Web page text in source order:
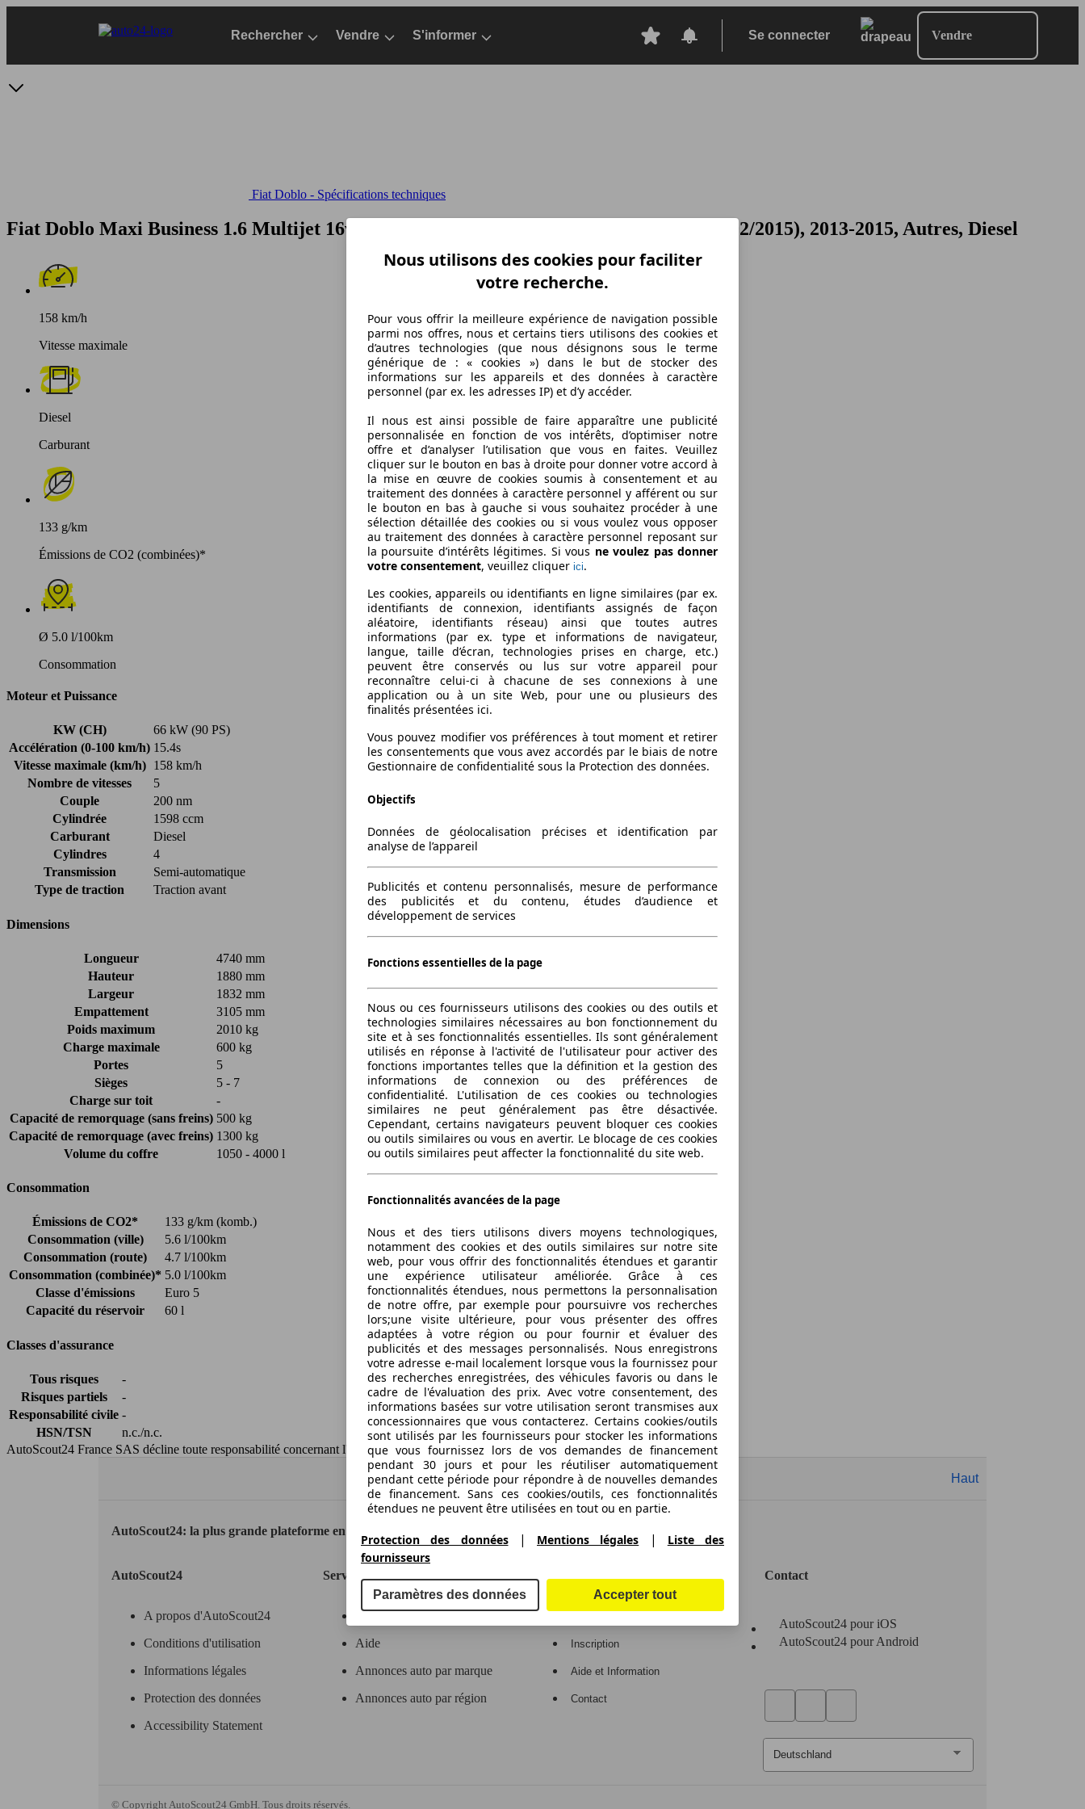
Rechercher Vendre S'informer Se connecter Vendre
Fiat Doblo - Spécifications techniques
Fiat Doblo Maxi Business 1.6 Multijet 16v 90 ch S/S DPF DOBLO BUSINESS (09/2013-02/2015), 2013-2015, Autres, Diesel
158 km/h
Vitesse maximale
Diesel
Carburant
133 g/km
Émissions de CO2 (combinées)*
Ø 5.0 l/100km
Consommation
Moteur et Puissance
KW (CH)
66 kW (90 PS)
Accélération (0-100 km/h) 15.4s
Vitesse maximale (km/h)
158 km/h
Nombre de vitesses
5
Couple
200 nm
Cylindrée
1598 ccm
Carburant
Diesel
Cylindres
4
Transmission
Semi-automatique
Type de traction
Traction avant
Dimensions
Longueur
4740 mm
Hauteur
1880 mm
Largeur
1832 mm
Empattement
3105 mm
Poids maximum
2010 kg
Charge maximale
600 kg
Portes
5
Sièges
5 - 7
Charge sur toit
-
Capacité de remorquage (sans freins) 500 kg
Capacité de remorquage (avec freins) 1300 kg
Volume du coffre
1050 - 4000 l
Consommation
Émissions de CO2*
133 g/km (komb.)
Consommation (ville)
5.6 l/100km
Consommation (route)
4.7 l/100km
Consommation (combinée)* 5.0 l/100km
Classe d'émissions
Euro 5
Capacité du réservoir
60 l
Classes d'assurance
Tous risques
-
Risques partiels
-
Responsabilité civile -
HSN/TSN
n.c./n.c.
AutoScout24 France SAS décline toute responsabilité concernant l''exactitude des indications fournies.
Haut
AutoScout24: la plus grande plateforme en ligne de voitures en Europe
AutoScout24
A propos d'AutoScout24
Conditions d'utilisation
Informations légales
Protection des données
Accessibility Statement
Service
Aide
Annonces auto par marque
Annonces auto par région
Espace Pro
Inscription
Aide et Information
Contact
Contact
AutoScout24 pour iOS
AutoScout24 pour Android
© Copyright AutoScout24 GmbH. Tous droits réservés.
Nous utilisons des cookies pour faciliter
votre recherche.
Pour vous offrir la meilleure expérience de navigation possible
parmi nos offres, nous et certains tiers utilisons des cookies et
d’autres technologies (que nous désignons sous le terme
générique de : « cookies ») dans le but de stocker des
informations sur les appareils et des données à caractère
personnel (par ex. les adresses IP) et d’y accéder.
Il nous est ainsi possible de faire apparaître une publicité
personnalisée en fonction de vos intérêts, d’optimiser notre
offre et d’analyser l’utilisation que vous en faites. Veuillez
cliquer sur le bouton en bas à droite pour donner votre accord à
la mise en œuvre de cookies soumis à consentement et au
traitement des données à caractère personnel y afférent ou sur
le bouton en bas à gauche si vous souhaitez procéder à une
sélection détaillée des cookies ou si vous voulez vous opposer
au traitement des données à caractère personnel reposant sur
la poursuite d’intérêts légitimes. Si vous ne voulez pas donner
votre consentement, veuillez cliquer ici.
Les cookies, appareils ou identifiants en ligne similaires (par ex.
identifiants de connexion, identifiants assignés de façon
aléatoire, identifiants réseau) ainsi que toutes autres
informations (par ex. type et informations de navigateur,
langue, taille d’écran, technologies prises en charge, etc.)
peuvent être conservés ou lus sur votre appareil pour
reconnaître celui-ci à chacune de ses connexions à une
application ou à un site Web, pour une ou plusieurs des
finalités présentées ici.
Vous pouvez modifier vos préférences à tout moment et retirer
les consentements que vous avez accordés par le biais de notre
Gestionnaire de confidentialité sous la Protection des données.
Objectifs
Données de géolocalisation précises et identification par
analyse de l’appareil
Publicités et contenu personnalisés, mesure de performance
des publicités et du contenu, études d’audience et
développement de services
Fonctions essentielles de la page
Nous ou ces fournisseurs utilisons des cookies ou des outils et
technologies similaires nécessaires au bon fonctionnement du
site et à ses fonctionnalités essentielles. Ils sont généralement
utilisés en réponse à l'activité de l'utilisateur pour activer des
fonctions importantes telles que la définition et la gestion des
informations de connexion ou des préférences de
confidentialité. L'utilisation de ces cookies ou technologies
similaires ne peut généralement pas être désactivée.
Cependant, certains navigateurs peuvent bloquer ces cookies
ou outils similaires ou vous en avertir. Le blocage de ces cookies
ou outils similaires peut affecter la fonctionnalité du site web.
Fonctionnalités avancées de la page
Nous et des tiers utilisons divers moyens technologiques,
notamment des cookies et des outils similaires sur notre site
web, pour vous offrir des fonctionnalités étendues et garantir
une expérience utilisateur améliorée. Grâce à ces
fonctionnalités étendues, nous permettons la personnalisation
de notre offre, par exemple pour poursuivre vos recherches
lors;une visite ultérieure, pour vous présenter des offres
adaptées à votre région ou pour fournir et évaluer des
publicités et des messages personnalisés. Nous enregistrons
votre adresse e-mail localement lorsque vous la fournissez pour
des recherches enregistrées, des véhicules favoris ou dans le
cadre de l'évaluation des prix. Avec votre consentement, des
informations basées sur votre utilisation seront transmises aux
concessionnaires que vous contacterez. Certains cookies/outils
sont utilisés par les fournisseurs pour stocker les informations
que vous fournissez lors de vos demandes de financement
pendant 30 jours et pour les réutiliser automatiquement
pendant cette période pour répondre à de nouvelles demandes
de financement. Sans ces cookies/outils, ces fonctionnalités
étendues ne peuvent être utilisées en tout ou en partie.
Nous travaillons avec 263 fournisseurs.
Protection des données| Mentions légales |
Liste des
fournisseurs
Paramètres des données Accepter tout